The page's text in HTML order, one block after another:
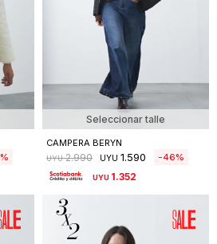
Seleccionar talle
CAMPERA BERYN
UYU 2.990 UYU 1.590 46
UYU 1.352